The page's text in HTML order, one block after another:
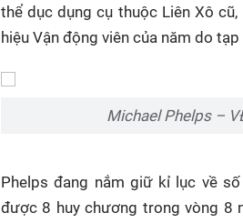
thể dục dụng cụ thuộc Liên Xô
hiệu Vận động viên của năm do
Michael Phelps –
Phelps đang nắm giữ kỉ lục về
được 8 huy chương trong vòng 8